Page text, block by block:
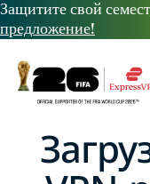
Защитите свой
предложение!